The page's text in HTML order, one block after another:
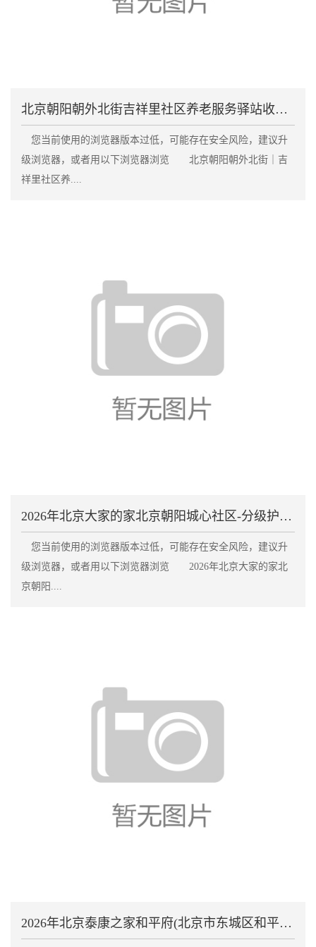
北京朝阳朝外北街吉祥里社区养老服务驿站收外地老人房
您当前使用的浏览器版本过低，可能存在安全风险，建议升
级浏览器，或者用以下浏览器浏览 北京朝阳朝外北街｜吉
祥里社区养....
2026年北京大家的家北京朝阳城心社区-分级护理服
您当前使用的浏览器版本过低，可能存在安全风险，建议升
级浏览器，或者用以下浏览器浏览 2026年北京大家的家北
京朝阳....
2026年北京泰康之家和平府(北京市东城区和平里街